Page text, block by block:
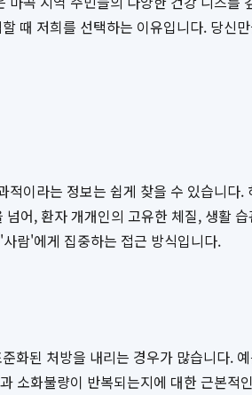
때 저희를 선택하는 이유입니다. 당신
이라는 정보는 쉽게 찾을 수 있습니다
어, 환자 개개인의 고유한 체질, 생활
람'에게 집중하는 접근 방식입니다.
화된 처방을 내리는 경우가 많습니다.
소화불량이 반복되는지에 대한 근본적